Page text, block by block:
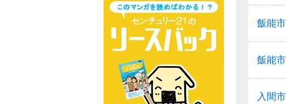
飯能
飯能
入間